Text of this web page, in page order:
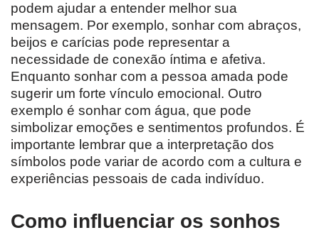
podem ajudar a entender melhor sua
mensagem. Por exemplo, sonhar com abraços,
beijos e carícias pode representar a
necessidade de conexão íntima e afetiva.
Enquanto sonhar com a pessoa amada pode
sugerir um forte vínculo emocional. Outro
exemplo é sonhar com água, que pode
simbolizar emoções e sentimentos profundos. É
importante lembrar que a interpretação dos
símbolos pode variar de acordo com a cultura e
experiências pessoais de cada indivíduo.
Como influenciar os sonhos